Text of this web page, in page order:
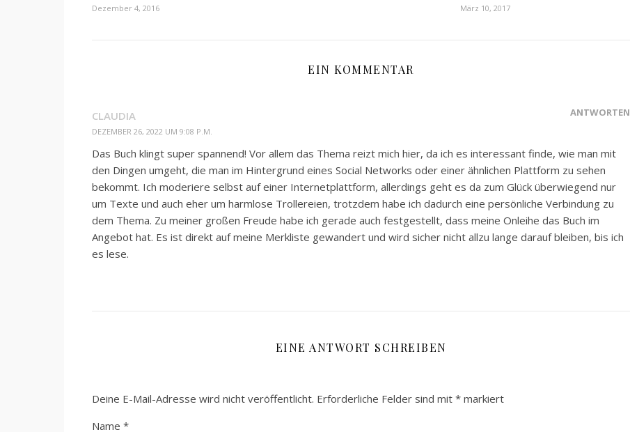
Dezember 4, 2016 März 10, 2017
EIN KOMMENTAR
CLAUDIA
DEZEMBER 26, 2022 UM 9:08 P.M.
ANTWORTEN
Das Buch klingt super spannend! Vor allem das Thema reizt mich hier, da ich es interessant finde, wie man mit
den Dingen umgeht, die man im Hintergrund eines Social Networks oder einer ähnlichen Plattform zu sehen
bekommt. Ich moderiere selbst auf einer Internetplattform, allerdings geht es da zum Glück überwiegend nur
um Texte und auch eher um harmlose Trollereien, trotzdem habe ich dadurch eine persönliche Verbindung zu
dem Thema. Zu meiner großen Freude habe ich gerade auch festgestellt, dass meine Onleihe das Buch im
Angebot hat. Es ist direkt auf meine Merkliste gewandert und wird sicher nicht allzu lange darauf bleiben, bis ich
es lese.
EINE ANTWORT SCHREIBEN
Deine E-Mail-Adresse wird nicht veröffentlicht. Erforderliche Felder sind mit * markiert
Name *